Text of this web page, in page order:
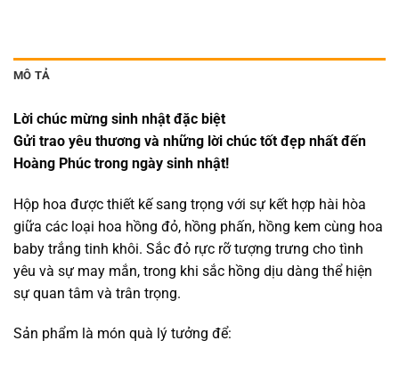
MÔ TẢ
Lời chúc mừng sinh nhật đặc biệt
Gửi trao yêu thương và những lời chúc tốt đẹp nhất đến
Hoàng Phúc trong ngày sinh nhật!
Hộp hoa được thiết kế sang trọng với sự kết hợp hài hòa
giữa các loại hoa hồng đỏ, hồng phấn, hồng kem cùng hoa
baby trắng tinh khôi. Sắc đỏ rực rỡ tượng trưng cho tình
yêu và sự may mắn, trong khi sắc hồng dịu dàng thể hiện
sự quan tâm và trân trọng.
Sản phẩm là món quà lý tưởng để: